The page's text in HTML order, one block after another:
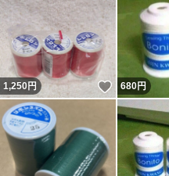
1,250円 いいね！
680円